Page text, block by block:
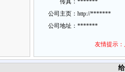
传真： *******
公司主页： http://*******
公司地址： *******
友情提示